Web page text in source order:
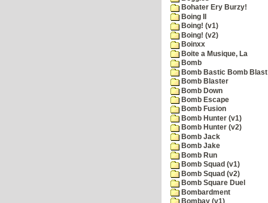
Bohater Ery Burzy!
Boing II
Boing! (v1)
Boing! (v2)
Boinxx
Boite a Musique, La
Bomb
Bomb Bastic Bomb
Bomb Blaster
Bomb Down
Bomb Escape
Bomb Fusion
Bomb Hunter (v1)
Bomb Hunter (v2)
Bomb Jack
Bomb Jake
Bomb Run
Bomb Squad (v1)
Bomb Squad (v2)
Bomb Square Duel
Bombardment
Bombay (v1)